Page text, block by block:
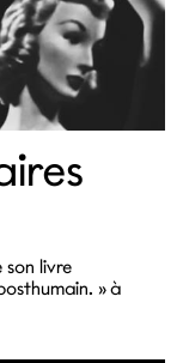
son livre
» à